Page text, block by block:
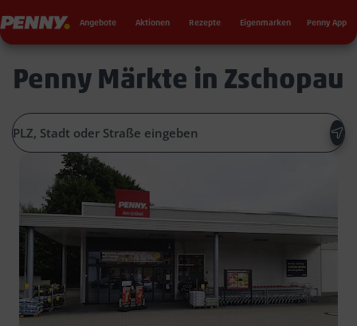
Penny Angebote Aktionen Rezepte Eigenmarken Penny App
Penny Märkte in Zschopau